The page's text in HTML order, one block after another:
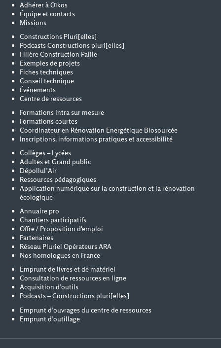
Adhérer à Oïkos
Équipe et contacts
Missions
Constructions Pluri[elles]
Podcasts Constructions pluri[elles]
Filière Construction Paille
Exemples de projets
Fiches techniques
Conseil technique
Événements
Centre de ressources
Formations Intra sur mesure
Formations courtes
Coordinateur en Rénovation Energétique Biosourcée
Inscriptions, informations pratiques et accessibilité
Collèges – Lycées
Adultes et Grand public
Dépollul’Air
Ressources pédagogiques
Application numérique sur la construction et la rénovation
écologique
Annuaire pro
Chantiers participatifs
Offre / Proposition d'emploi
Partenaires
Réseau Pluriel Opérateurs ARA
Nos homologues en France
Emprunt de livres et de matériel
Consultation de ressources en ligne
Acquisition d’outils
Podcasts – Constructions pluri[elles]
Emprunt d’ouvrages du centre de ressources
Emprunt d’outillage